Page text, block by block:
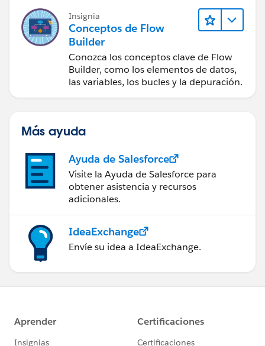
Insignia
Conceptos de Flow
Builder
Conozca los conceptos clave de Flow
Builder, como los elementos de datos,
las variables, los bucles y la depuración.
Más ayuda
Ayuda de Salesforce
Visite la Ayuda de Salesforce para
obtener asistencia y recursos
adicionales.
IdeaExchange
Envíe su idea a IdeaExchange.